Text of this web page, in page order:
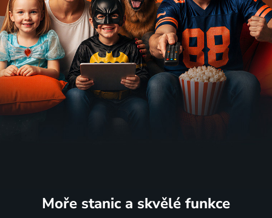
Moře stanic a skvělé funkce